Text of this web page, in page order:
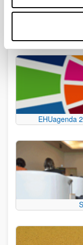
EHUagenda